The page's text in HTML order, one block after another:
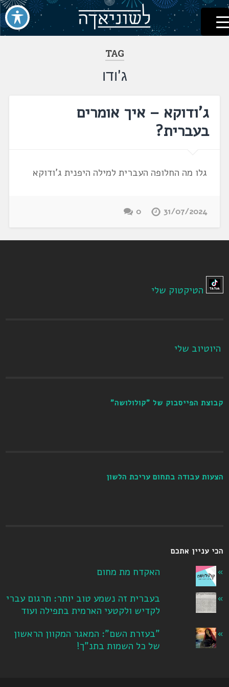
דלג
לתוכן
לשוניאדה
עברית. לשון. שפה
TAG
ג'ודו
ג'ודוקא – איך אומרים
בעברית?
גלו מה החלופה העברית למילה היפנית ג'ודוקא
31/07/2024
0
הטיקטוק שלי
היוטיוב שלי
קבוצת הפייסבוק של "קולולושה"
הצעות עבודה בתחום עריכת הלשון
הכי עניין אתכם
האקדח מת מחום
בעברית זה נשמע טוב יותר: תרגום עברי
לקדיש ולקטעי הארמית בתפילה ועוד
"בעזרת השם": המאגר המקוון הראשון
של כל השמות בתנ"ך!